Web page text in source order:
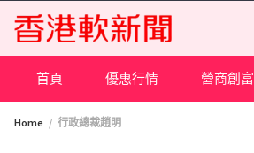
content
首頁 優惠行情 營商創富
Home 行政總裁趙明